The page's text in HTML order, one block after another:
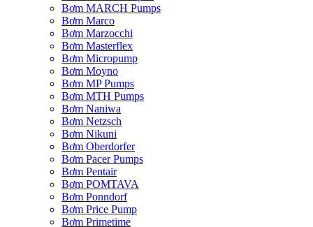
Bơm MARCH Pumps
Bơm Marco
Bơm Marzocchi
Bơm Masterflex
Bơm Micropump
Bơm Moyno
Bơm MP Pumps
Bơm MTH Pumps
Bơm Naniwa
Bơm Netzsch
Bơm Nikuni
Bơm Oberdorfer
Bơm Pacer Pumps
Bơm Pentair
Bơm POMTAVA
Bơm Ponndorf
Bơm Price Pump
Bơm Primetime